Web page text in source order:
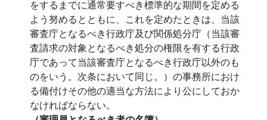
をするまでに通常要すべき標準的な期間を定める
よう努めるとともに、これを定めたときは、当該
審査庁となるべき行政庁及び関係処分庁（当該審
査請求の対象となるべき処分の権限を有する行政
庁であって当該審査庁となるべき行政庁以外のも
のをいう。次条において同じ。）の事務所におけ
る備付けその他の適当な方法により公にしておか
なければならない。